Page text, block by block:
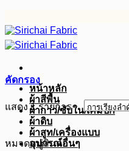
ไป
ยัง
หน้าหลัก
ผ้าสีพื้น
ผ้ากาว/ซับใน/เคมีปก
ผ้าดิบ
ผ้าสูท/เครื่องแบบ
อุปกรณ์อื่นๆ
คัดกรอง
แสดง 1 รายการ
หมวดหมู่สินค้า